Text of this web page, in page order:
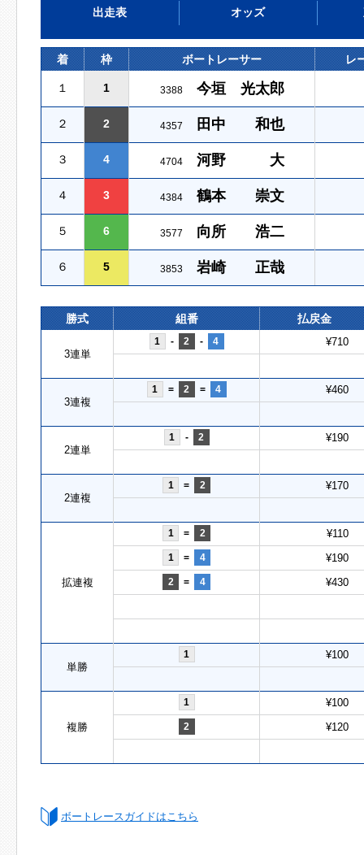
出走表 オッズ
着 枠 ボートレーサー レ
１ 1 3388 今垣 光太郎
２ 2 4357 田中 和也
３ 4 4704 河野 大
４ 3 4384 鶴本 崇文
５ 6 3577 向所 浩二
６ 5 3853 岩崎 正哉
勝式 組番 払戻金
3連単
1 - 2 - 4 ¥710
3連複
1 = 2 = 4 ¥460
2連単
1 - 2 ¥190
2連複
1 = 2 ¥170
拡連複
1 = 2 ¥110
1 = 4 ¥190
2 = 4 ¥430
単勝
1 ¥100
複勝
1 ¥100
2 ¥120
ボートレースガイドはこちら